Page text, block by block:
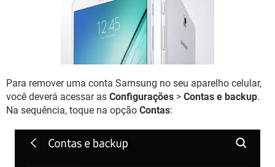
GUIA DE COMPRAS
Para remover uma conta Samsung no seu aparelho celular,
você deverá acessar as Configurações > Contas e backup.
Na sequência, toque na opção Contas: